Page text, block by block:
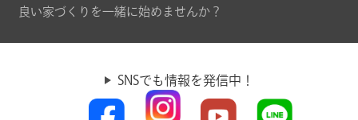
良い家づくりを一緒に始めませんか？
SNSでも情報を発信中！